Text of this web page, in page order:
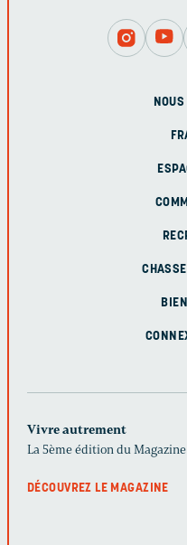
NOUS
Vivre autrement
La 5ème édition du
DÉCOUVREZ LE MAGAZINE